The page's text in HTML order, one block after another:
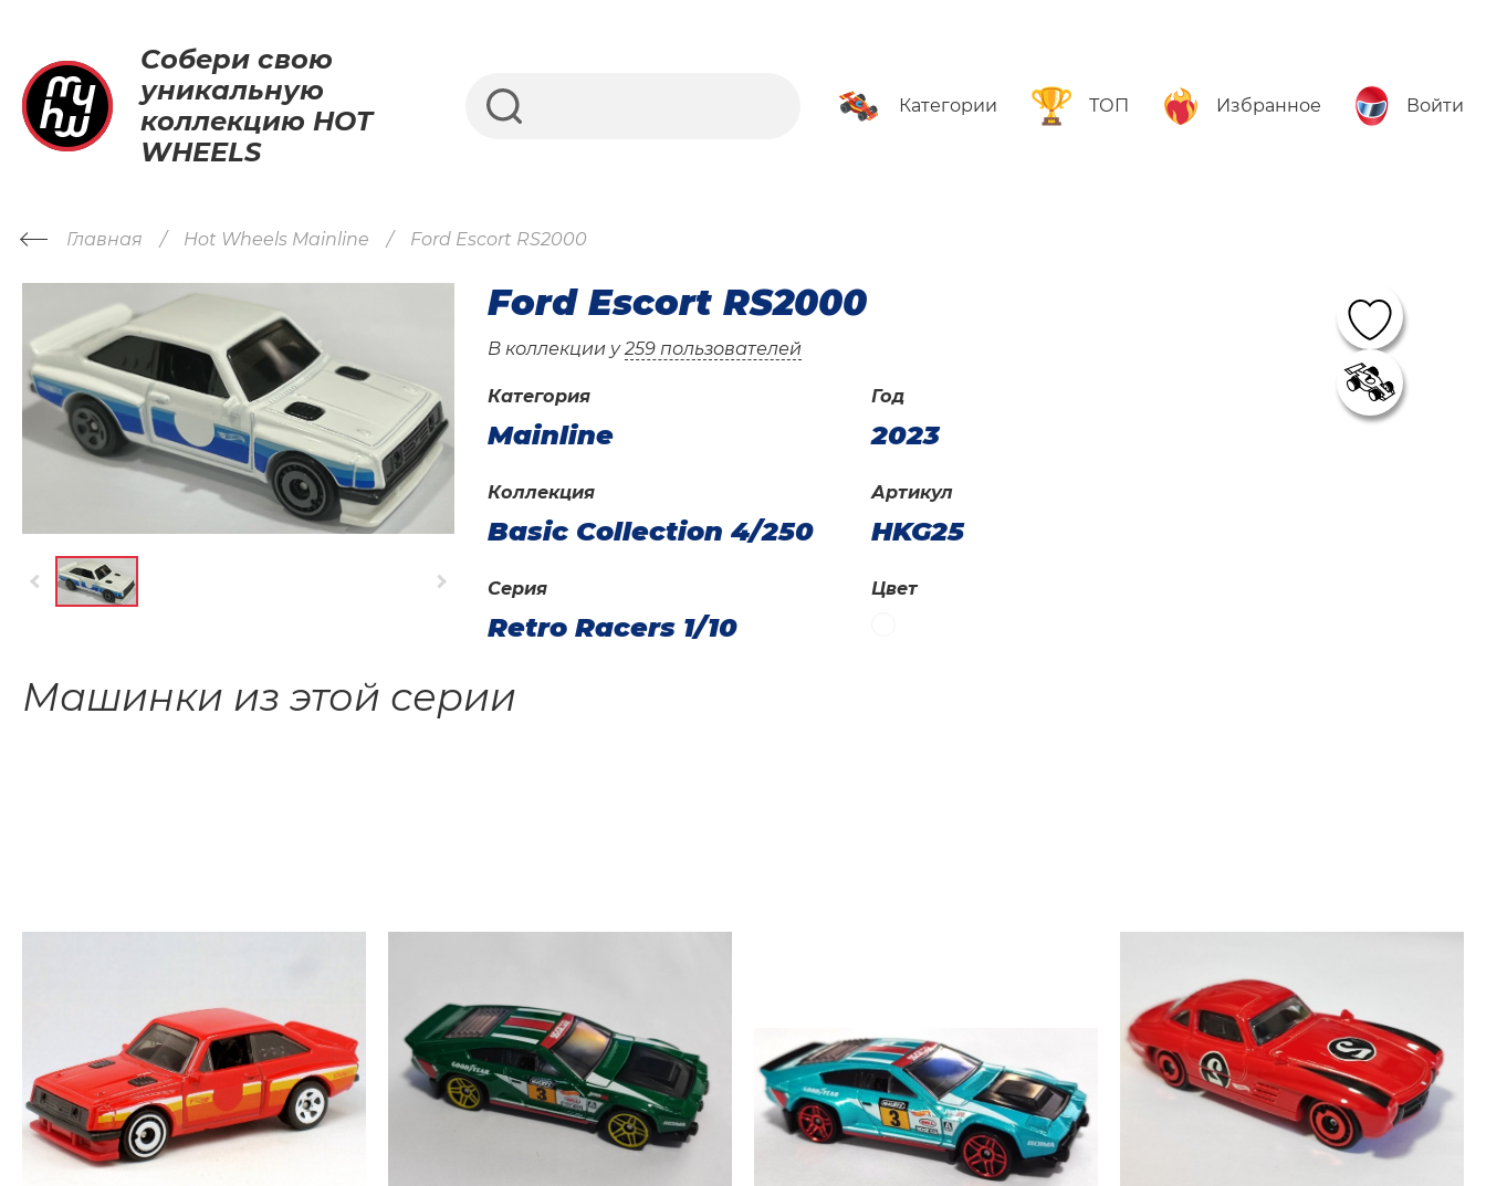
Собери свою
уникальную
коллекцию HOT
WHEELS
Категории ТОП Избранное Войти
Главная Hot Wheels Mainline Ford Escort RS2000
Ford Escort RS2000
В коллекции у259 пользователей
Категория
Mainline
Год
2023
Коллекция
Basic Collection 4/250
Артикул
HKG25
Серия
Retro Racers 1/10
Цвет
Машинки из этой серии